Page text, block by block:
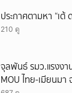
ประกาศตามหา “เต้
210 ดู
จุลพันธ์ รมว.แรงงา
MOU ไทย-เมียนม